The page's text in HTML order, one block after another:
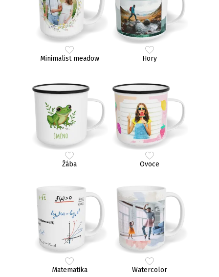
Minimalist meadow Hory
Žába Ovoce
Matematika Watercolor